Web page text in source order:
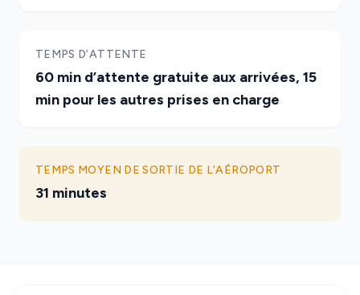
TEMPS D’ATTENTE
60 min d’attente gratuite aux arrivées, 15
min pour les autres prises en charge
TEMPS MOYEN DE SORTIE DE L’AÉROPORT
31 minutes